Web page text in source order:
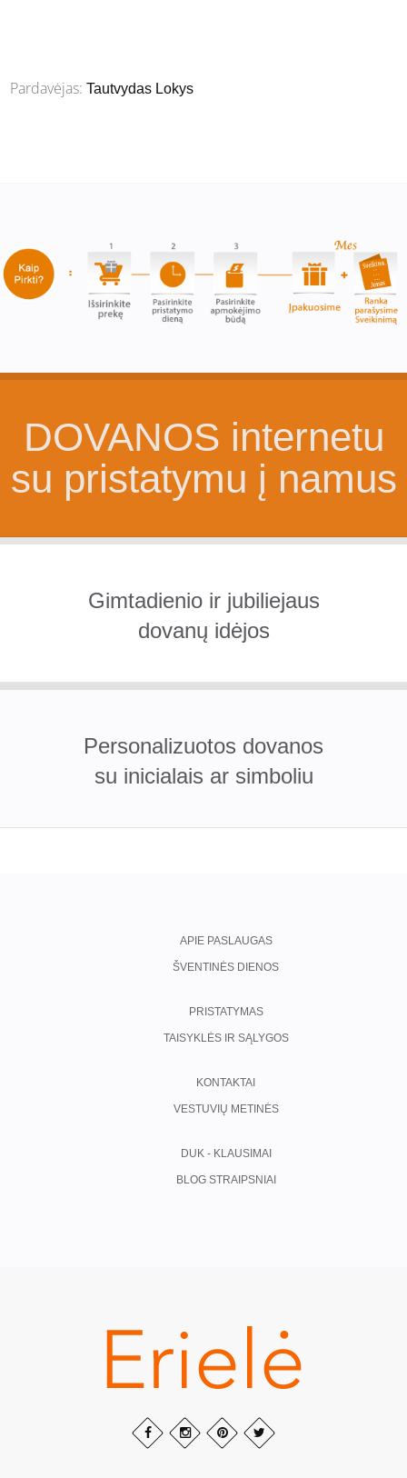
Pardavėjas:Tautvydas Lokys
DOVANOS internetu
su pristatymu į namus
Gimtadienio ir jubiliejaus
dovanų idėjos
Personalizuotos dovanos
su inicialais ar simboliu
APIE PASLAUGAS
ŠVENTINĖS DIENOS
PRISTATYMAS
TAISYKLĖS IR SĄLYGOS
KONTAKTAI
VESTUVIŲ METINĖS
DUK - KLAUSIMAI
BLOG STRAIPSNIAI